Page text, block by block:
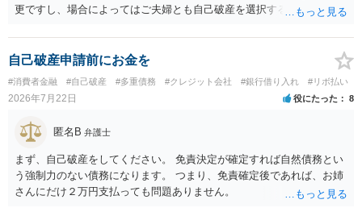
更ですし、場合によってはご夫婦とも自己破産を選択する方法もある
自己破産申請前にお金を
#消費者金融 #自己破産 #多重債務 #クレジット会社 #銀行借り入れ #リボ払い
2026年7月22日 役にたった 8
匿名B 弁護士
まず、自己破産をしてください。 免責決定が確定すれば自然債務とい
う強制力のない債務になります。 つまり、免責確定後であれば、お姉
さんにだけ２万円支払っても問題ありません。